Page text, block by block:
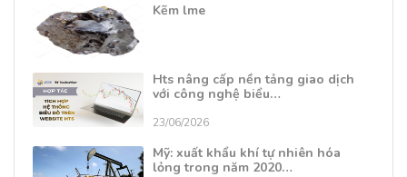
Kẽm lme
Hts nâng cấp nền tảng giao dịch
với công nghệ biểu…
23/06/2026
Mỹ: xuất khẩu khí tự nhiên hóa
lỏng trong năm 2020…